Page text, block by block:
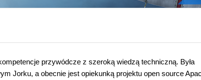
przywódcze z szeroką wiedzą techniczną. Była
Jorku, a obecnie jest opiekunką projektu open source